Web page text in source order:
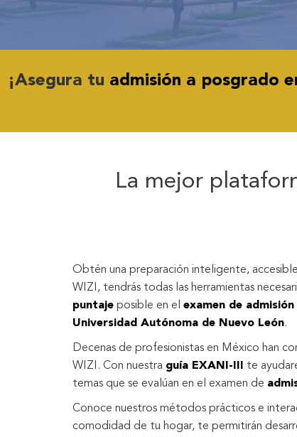
¡Asegura tu admisión a posgrado
La mejor
Obtén una preparación inteligente,
WIZI, tendrás todas las herramientas
puntaje posible en el examen de
Universidad Autónoma de Nuevo León.
Decenas de profesionistas en México han
WIZI. Con nuestra guía EXANI-III
te
temas que se evalúan en el examen de
Conoce nuestros métodos prácticos e
comodidad de tu hogar, te permitirán